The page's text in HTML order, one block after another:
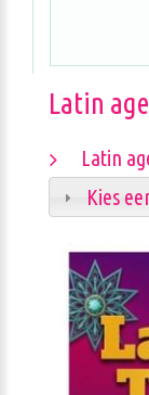
Latin
Latin
Kies